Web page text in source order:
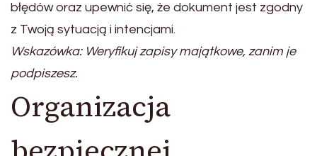
błędów oraz upewnić się, że dokument jest zgodny
z Twoją sytuacją i intencjami.
Wskazówka: Weryfikuj zapisy majątkowe, zanim je
podpiszesz.
Organizacja